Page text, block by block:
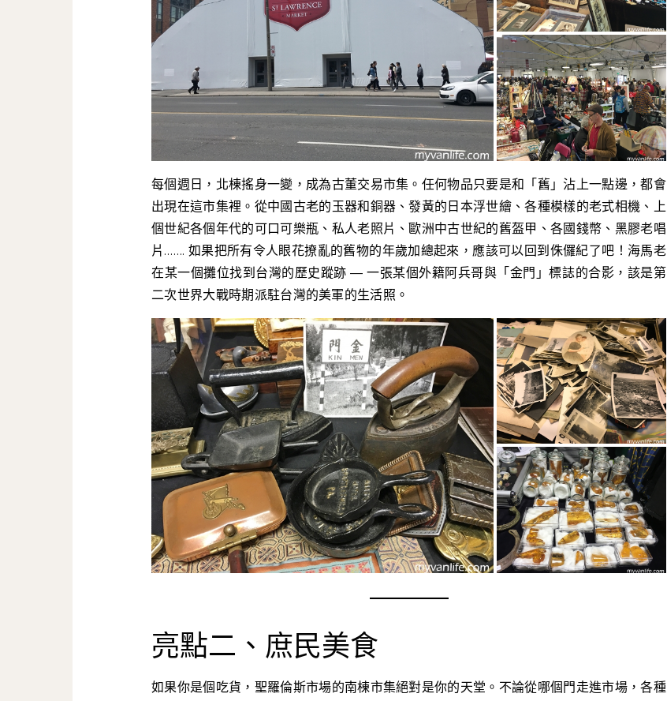
每個週日，北棟搖身一變，成為古董交易市集。任何物品只要是和「舊」沾上一點邊，都會
出現在這市集裡。從中國古老的玉器和銅器、發黃的日本浮世繪、各種模樣的老式相機、上
個世紀各個年代的可口可樂瓶、私人老照片、歐洲中古世紀的舊盔甲、各國錢幣、黑膠老唱
片……. 如果把所有令人眼花撩亂的舊物的年歲加總起來，應該可以回到侏儸紀了吧！海馬老
在某一個攤位找到台灣的歷史蹤跡 — 一張某個外籍阿兵哥與「金門」標誌的合影，該是第
二次世界大戰時期派駐台灣的美軍的生活照。
亮點二、庶民美食
如果你是個吃貨，聖羅倫斯市場的南棟市集絕對是你的天堂。不論從哪個門走進市場，各種